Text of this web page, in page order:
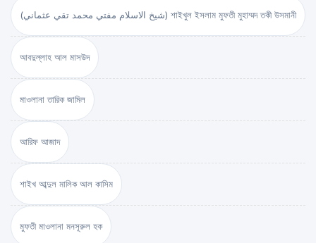
(شيخ الاسلام مفتي محمد تقي عثماني) শাইখুল ইসলাম মুফতী মুহাম্মদ তকী উসমানী
আবদুল্লাহ আল মাসউদ
মাওলানা তারিক জামিল
আরিফ আজাদ
শাইখ আব্দুল মালিক আল কাসিম
মুফতী মাওলানা মনসূরুল হক